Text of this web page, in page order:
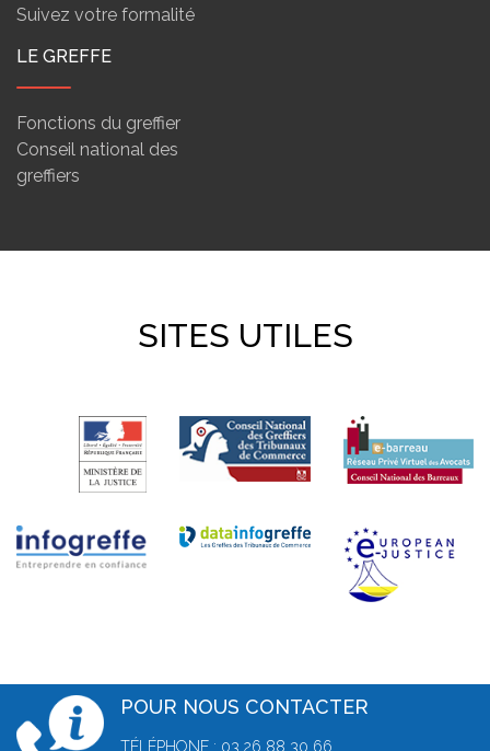
Suivez votre formalité
LE GREFFE
Fonctions du greffier
Conseil national des
greffiers
SITES UTILES
POUR NOUS CONTACTER
TÉLÉPHONE : 03 26 88 30 66